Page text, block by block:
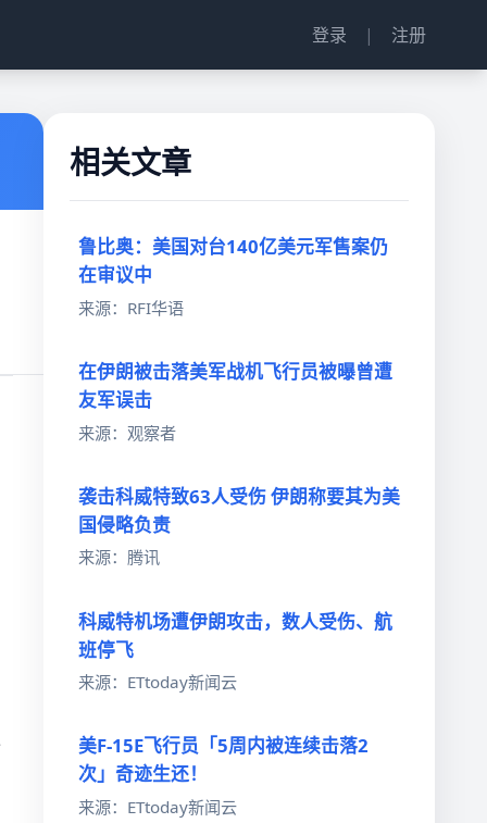
登录 | 注册
相关文章
鲁比奥：美国对台140亿美元军售案仍
在审议中
来源：RFI华语
在伊朗被击落美军战机飞行员被曝曾遭
友军误击
来源：观察者
袭击科威特致63人受伤 伊朗称要其为美
国侵略负责
来源：腾讯
科威特机场遭伊朗攻击，数人受伤、航
班停飞
来源：ETtoday新闻云
美F-15E飞行员「5周内被连续击落2
次」奇迹生还！
来源：ETtoday新闻云